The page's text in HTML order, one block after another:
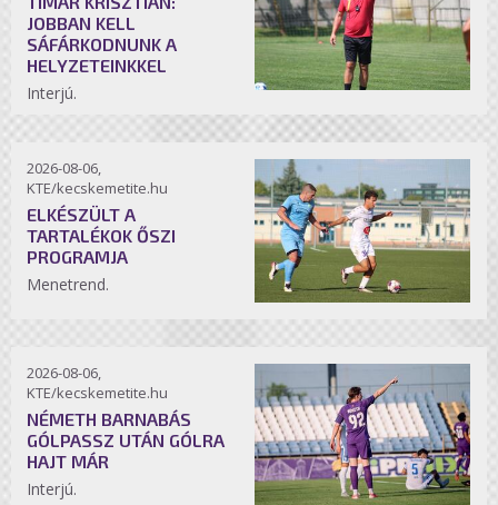
JOBBAN KELL
SÁFÁRKODNUNK A
HELYZETEINKKEL
Interjú.
2026-08-06,
KTE/kecskemetite.hu
ELKÉSZÜLT A
TARTALÉKOK ŐSZI
PROGRAMJA
Menetrend.
2026-08-06,
KTE/kecskemetite.hu
NÉMETH BARNABÁS
GÓLPASSZ UTÁN GÓLRA
HAJT MÁR
Interjú.